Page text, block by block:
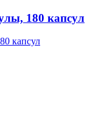
180 капсул